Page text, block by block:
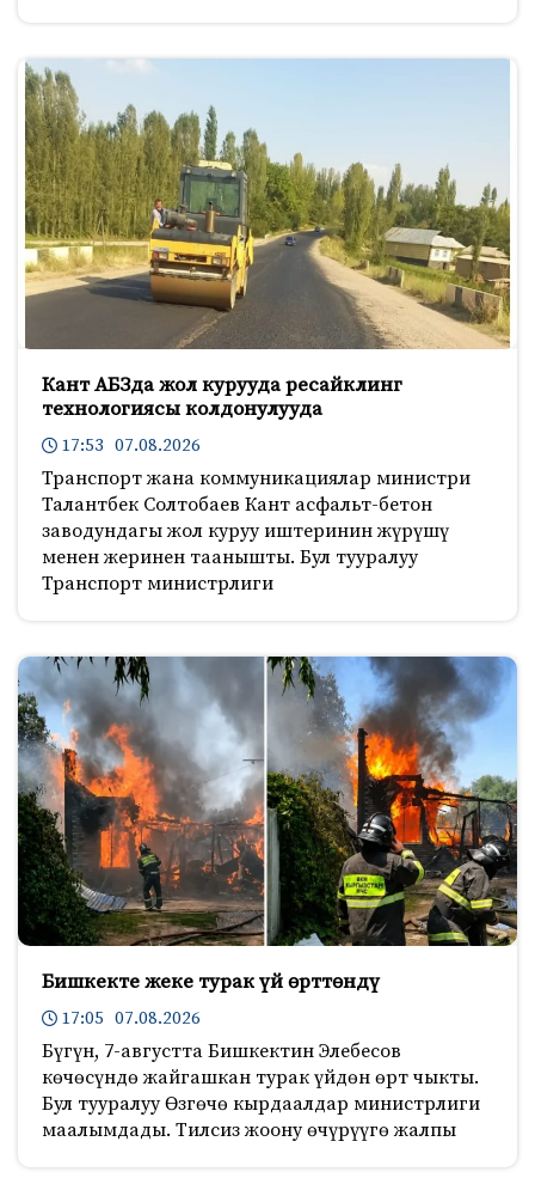
Кант АБЗда жол курууда ресайклинг
технологиясы колдонулууда
17:53 07.08.2026
Транспорт жана коммуникациялар министри
Талантбек Солтобаев Кант асфальт-бетон
заводундагы жол куруу иштеринин жүрүшү
менен жеринен таанышты. Бул тууралуу
Транспорт министрлиги
Бишкекте жеке турак үй өрттөндү
17:05 07.08.2026
Бүгүн, 7-августта Бишкектин Элебесов
көчөсүндө жайгашкан турак үйдөн өрт чыкты.
Бул тууралуу Өзгөчө кырдаалдар министрлиги
маалымдады. Тилсиз жоону өчүрүүгө жалпы